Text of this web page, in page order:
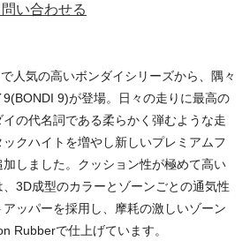
い合わせる
人気の高いボンダイシリーズから、隅々
9(BONDI 9)が登場。日々の走りに最高の
の代名詞である柔らかく弾むような走
クハイトを増やし新しいプレミアムフ
しました。クッション性が極めて高い
3D成型のカラーとゾーンごとの通気性
ッパーを採用し、摩耗の激しいゾーン
Rubberで仕上げています。